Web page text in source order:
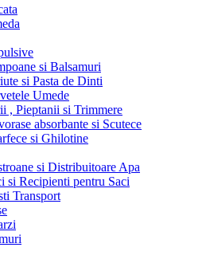
si Balsamuri
si Pasta de Dinti
Umede
, Pieptanii si Trimmere
absorbante si Scutece
si Ghilotine
si Distribuitoare Apa
si Recipienti pentru Saci
Transport